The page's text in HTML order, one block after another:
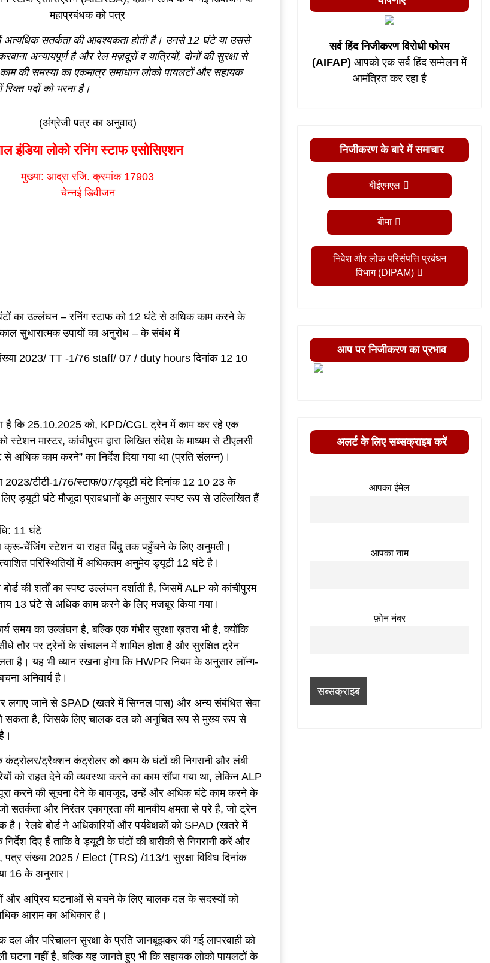
महाप्रबंधक को पत्र
अत्यधिक सतर्कता की आवश्यकता होती है। उनसे 12 घंटे या उससे
अन्यायपूर्ण है और रेल मज़दूरों व यात्रियों, दोनों की सुरक्षा से
की समस्या का एकमात्र समाधान लोको पायलटों और सहायक
रिक्त पदों को भरना है।
(अंग्रेजी पत्र का अनुवाद)
इंडिया लोको रनिंग स्टाफ एसोसिएशन
मुख्या: आद्रा रजि. क्रमांक 17903
चेन्नई डिवीजन
घंटों का उल्लंघन – रनिंग स्टाफ को 12 घंटे से अधिक काम करने के
सुधारात्मक उपायों का अनुरोध – के संबंध में
संख्या 2023/ TT -1/76 staff/ 07 / duty hours दिनांक 12 10
है कि 25.10.2025 को, KPD/CGL ट्रेन में काम कर रहे एक
स्टेशन मास्टर, कांचीपुरम द्वारा लिखित संदेश के माध्यम से टीएलसी
अधिक काम करने” का निर्देश दिया गया था (प्रति संलग्न)।
2023/टीटी-1/76/स्टाफ/07/ड्यूटी घंटे दिनांक 12 10 23 के
ड्यूटी घंटे मौजूदा प्रावधानों के अनुसार स्पष्ट रूप से उल्लिखित हैं
11 घंटे
क्रू-चेंजिंग स्टेशन या राहत बिंदु तक पहुँचने के लिए अनुमती।
परिस्थितियों में अधिकतम अनुमेय ड्यूटी 12 घंटे है।
की शर्तों का स्पष्ट उल्लंघन दर्शाती है, जिसमें ALP को कांचीपुरम
13 घंटे से अधिक काम करने के लिए मजबूर किया गया।
समय का उल्लंघन है, बल्कि एक गंभीर सुरक्षा ख़तरा भी है, क्योंकि
तौर पर ट्रेनों के संचालन में शामिल होता है और सुरक्षित ट्रेन
है। यह भी ध्यान रखना होगा कि HWPR नियम के अनुसार लॉन्ग-
अनिवार्य है।
लगाए जाने से SPAD (खतरे में सिग्नल पास) और अन्य संबंधित सेवा
सकता है, जिसके लिए चालक दल को अनुचित रूप से मुख्य रूप से
कंट्रोलर/ट्रैक्शन कंट्रोलर को काम के घंटों की निगरानी और लंबी
को राहत देने की व्यवस्था करने का काम सौंपा गया था, लेकिन ALP
पूरा करने की सूचना देने के बावजूद, उन्हें और अधिक घंटे काम करने के
सतर्कता और निरंतर एकाग्रता की मानवीय क्षमता से परे है, जो ट्रेन
रेलवे बोर्ड ने अधिकारियों और पर्यवेक्षकों को SPAD (खतरे में
दिए हैं ताकि वे ड्यूटी के घंटों की बारीकी से निगरानी करें और
पत्र संख्या 2025 / Elect (TRS) /113/1 सुरक्षा विविध दिनांक
16 के अनुसार।
और अप्रिय घटनाओं से बचने के लिए चालक दल के सदस्यों को
आराम का अधिकार है।
और परिचालन सुरक्षा के प्रति जानबूझकर की गई लापरवाही को
घटना नहीं है, बल्कि यह जानते हुए भी कि सहायक लोको पायलटों के
सर्व हिंद निजीकरण विरोधी फोरम
(AIFAP) आपको एक सर्व हिंद सम्मेलन में
आमंत्रित कर रहा है
निजीकरण के बारे में समाचार
बीईएमएल
बीमा
निवेश और लोक परिसंपत्ति प्रबंधन
विभाग (DIPAM)
आप पर निजीकरण का प्रभाव
अलर्ट के लिए सब्सक्राइब करें
आपका ईमेल
आपका नाम
फ़ोन नंबर